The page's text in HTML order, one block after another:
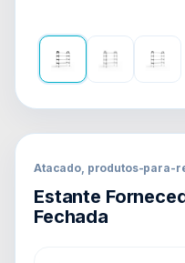
Atacado, produtos-para-
Estante
Fechada